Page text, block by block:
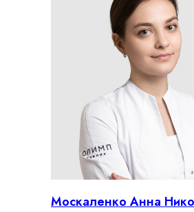
Москаленко Анна